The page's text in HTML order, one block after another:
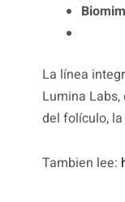
La línea
Lumina
del folículo,
Tambien lee: